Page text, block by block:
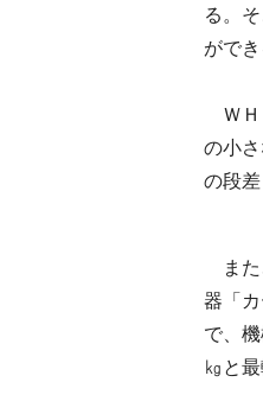
る。
ができ
ＷＨ
の小
の段
また
器「
で、
㎏と